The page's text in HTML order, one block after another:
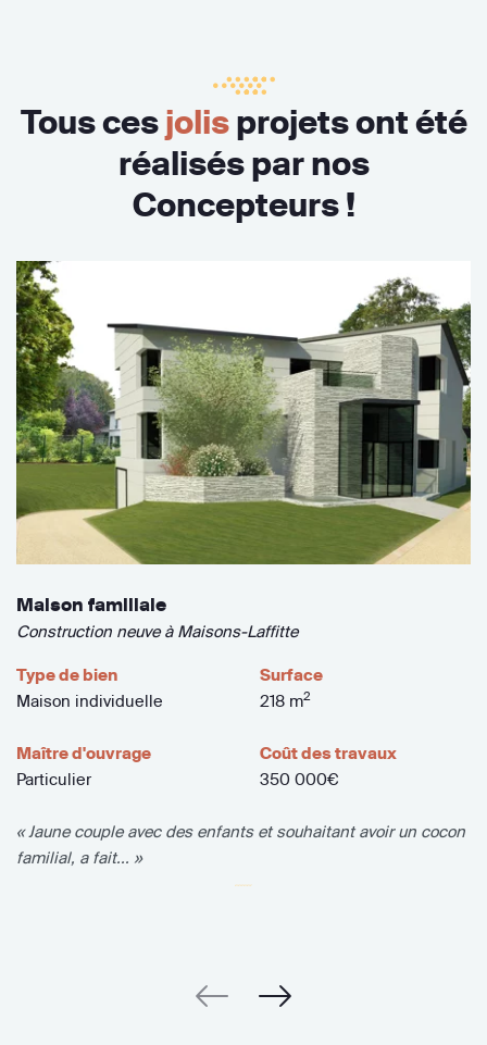
Tous cesjolisprojets ont été
réalisés par nos
Concepteurs !
Maison familiale
Construction neuve à Maisons-Laffitte
Type de bien
Maison individuelle
Surface
218 m2
Maître d'ouvrage
Particulier
Coût des travaux
350 000€
« Jaune couple avec des enfants et souhaitant avoir un cocon
familial, a fait... »